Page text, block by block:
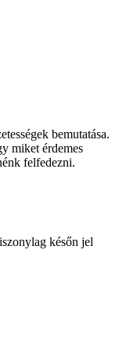
bemutatása.
miket érdemes
felfedezni.
későn jel